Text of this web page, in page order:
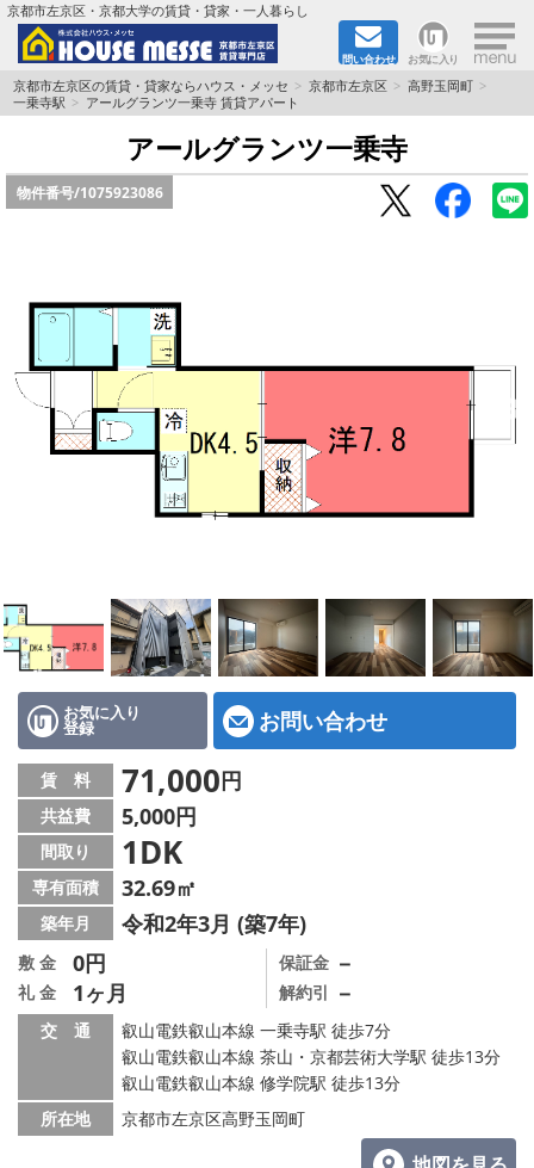
京都市左京区・京都大学の賃貸・貸家・一人暮らし
問い合わせ お気に入り ×
TOPページ
地図から検索
地域から検索
書類DL & 入居者さまへ
家族で住むならマンション？賃家？
一人暮らしの物件特集
ペット相談OKの賃貸！
ハウスメーカー施工特集！
路線·駅から探す
IT重説について
スタッフ紹介
賃貸管理の北白川店
店舗情報·アクセス
会社概要
メールでお問い合わせ
京都市左京区の賃貸・貸家ならハウス・メッセ 京都市左京区
高野玉岡町
一乗寺駅
アールグランツ一乗寺 賃貸アパート
アールグランツ一乗寺
物件番号/1075923086
お気に入り
登録 お問い合わせ
賃 料 71,000円
共益費 5,000円
間取り 1DK
専有面積 32.69㎡
築年月 令和2年3月 (築7年)
敷 金 0円
礼 金 1ヶ月
保証金 －
解約引 －
交 通
叡山電鉄叡山本線 一乗寺駅 徒歩7分
叡山電鉄叡山本線 茶山・京都芸術大学駅 徒歩13分
叡山電鉄叡山本線 修学院駅 徒歩13分
所在地
京都市左京区高野玉岡町